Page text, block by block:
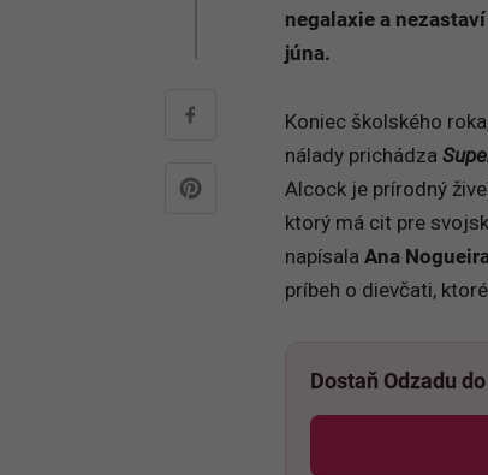
negalaxie a
júna.
Koniec školského
nálady prichádza
Alcock je prírodný
ktorý má cit pre
napísala Ana
príbeh o dievčati,
Dostaň Odzadu